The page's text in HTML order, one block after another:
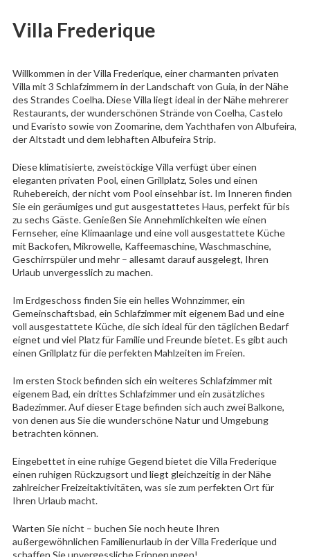
Villa Frederique
Willkommen in der Villa Frederique, einer charmanten privaten
Villa mit 3 Schlafzimmern in der Landschaft von Guia, in der Nähe
des Strandes Coelha. Diese Villa liegt ideal in der Nähe mehrerer
Restaurants, der wunderschönen Strände von Coelha, Castelo
und Evaristo sowie von Zoomarine, dem Yachthafen von Albufeira,
der Altstadt und dem lebhaften Albufeira Strip.
Diese klimatisierte, zweistöckige Villa verfügt über einen
eleganten privaten Pool, einen Grillplatz, Soles und einen
Ruhebereich, der nicht vom Pool einsehbar ist. Im Inneren finden
Sie ein geräumiges und gut ausgestattetes Haus, perfekt für bis
zu sechs Gäste. Genießen Sie Annehmlichkeiten wie einen
Fernseher, eine Klimaanlage und eine voll ausgestattete Küche
mit Backofen, Mikrowelle, Kaffeemaschine, Waschmaschine,
Geschirrspüler und mehr – allesamt darauf ausgelegt, Ihren
Urlaub unvergesslich zu machen.
Im Erdgeschoss finden Sie ein helles Wohnzimmer, ein
Gemeinschaftsbad, ein Schlafzimmer mit eigenem Bad und eine
voll ausgestattete Küche, die sich ideal für den täglichen Bedarf
eignet und viel Platz für Familie und Freunde bietet. Es gibt auch
einen Grillplatz für die perfekten Mahlzeiten im Freien.
Im ersten Stock befinden sich ein weiteres Schlafzimmer mit
eigenem Bad, ein drittes Schlafzimmer und ein zusätzliches
Badezimmer. Auf dieser Etage befinden sich auch zwei Balkone,
von denen aus Sie die wunderschöne Natur und Umgebung
betrachten können.
Eingebettet in eine ruhige Gegend bietet die Villa Frederique
einen ruhigen Rückzugsort und liegt gleichzeitig in der Nähe
zahlreicher Freizeitaktivitäten, was sie zum perfekten Ort für
Ihren Urlaub macht.
Warten Sie nicht – buchen Sie noch heute Ihren
außergewöhnlichen Familienurlaub in der Villa Frederique und
schaffen Sie unvergessliche Erinnerungen!